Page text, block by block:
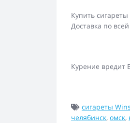
Купить
Доставка по
Курение вредит
сигареты
челябинск, омск,